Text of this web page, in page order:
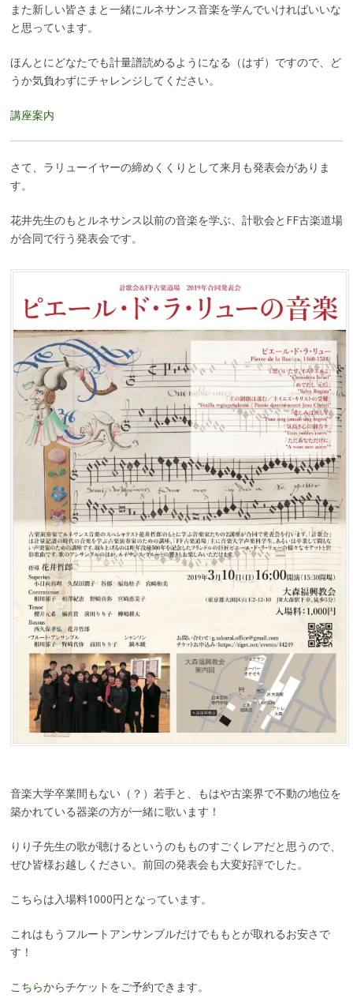
また新しい皆さまと一緒にルネサンス音楽を学んでいければいいな
と思っています。
ほんとにどなたでも計量譜読めるようになる（はず）ですので、ど
うか気負わずにチャレンジしてください。
講座案内
さて、ラリューイヤーの締めくくりとして来月も発表会がありま
す。
花井先生のもとルネサンス以前の音楽を学ぶ、計歌会とFF古楽道場
が合同で行う発表会です。
音楽大学卒業間もない（？）若手と、もはや古楽界で不動の地位を
築かれている器楽の方が一緒に歌います！
りり子先生の歌が聴けるというのもものすごくレアだと思うので、
ぜひ皆様お越しください。前回の発表会も大変好評でした。
こちらは入場料1000円となっています。
これはもうフルートアンサンブルだけでももとが取れるお安さで
す！
こちらからチケットをご予約できます。